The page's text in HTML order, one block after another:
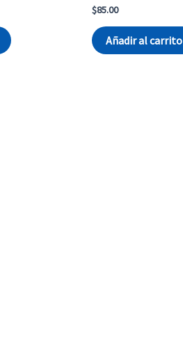
$85.00
Añadir al carrito